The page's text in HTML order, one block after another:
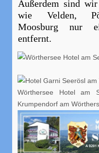
Außerdem sind
wie Velden,
Moosburg nur
entfernt.
Wörthersee Hotel am
Krumpendorf am